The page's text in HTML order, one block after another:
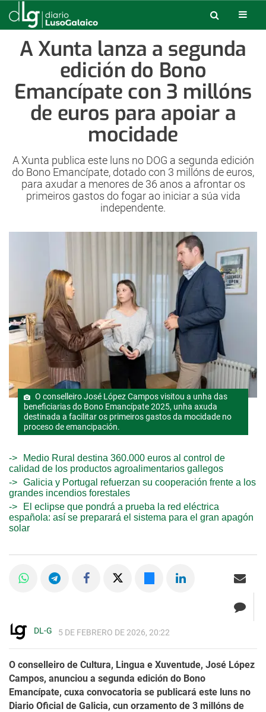
A Xunta lanza a segunda
edición do Bono
Emancípate con 3 millóns
de euros para apoiar a
mocidade
A Xunta publica este luns no DOG a segunda edición
do Bono Emancípate, dotado con 3 millóns de euros,
para axudar a menores de 36 anos a afrontar os
primeiros gastos do fogar ao iniciar a súa vida
independente.
O conselleiro José López Campos visitou a unha das
beneficiarias do Bono Emancípate 2025, unha axuda
destinada a facilitar os primeiros gastos da mocidade no
proceso de emancipación.
Medio Rural destina 360.000 euros al control de
calidad de los productos agroalimentarios gallegos
Galicia y Portugal refuerzan su cooperación frente a los
grandes incendios forestales
El eclipse que pondrá a prueba la red eléctrica
española: así se preparará el sistema para el gran apagón
solar
DL-G 5 DE FEBRERO DE 2026, 20:22
O conselleiro de Cultura, Lingua e Xuventude, José López
Campos, anunciou a segunda edición do Bono
Emancípate, cuxa convocatoria se publicará este luns no
Diario Oficial de Galicia, cun orzamento de 3 millóns de